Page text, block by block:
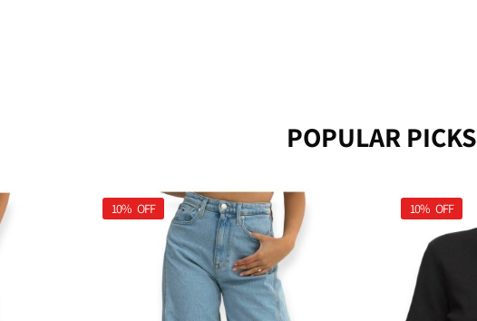
POPULAR PICKS
10% OFF
10% OFF